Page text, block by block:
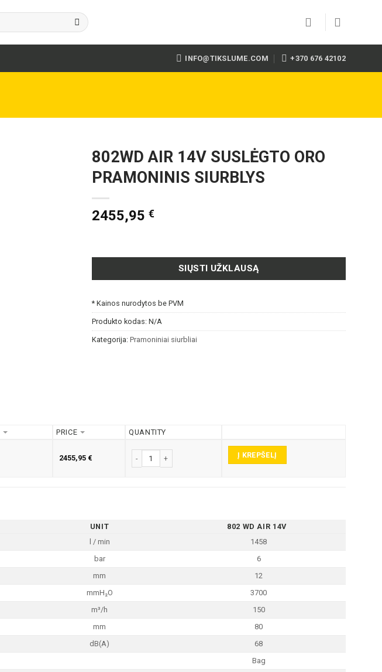
INFO@TIKSLUME.COM +370 676 42102
802WD AIR 14V SUSLĖGTO ORO
PRAMONINIS SIURBLYS
2455,95 €
SIŲSTI UŽKLAUSĄ
* Kainos nurodytos be PVM
Produkto kodas: N/A
Kategorija: Pramoniniai siurbliai
PRICE QUANTITY
2455,95 € produkto kiekis: 802WD AIR 14V SUSLĖGTO ORO PRAMONINIS SIURBLYS
Į KREPŠELĮ
UNIT
802 WD AIR 14V
l / min
1458
bar
6
mm
12
mmH₂O
3700
m³/h
150
mm
80
dB(A)
68
Bag